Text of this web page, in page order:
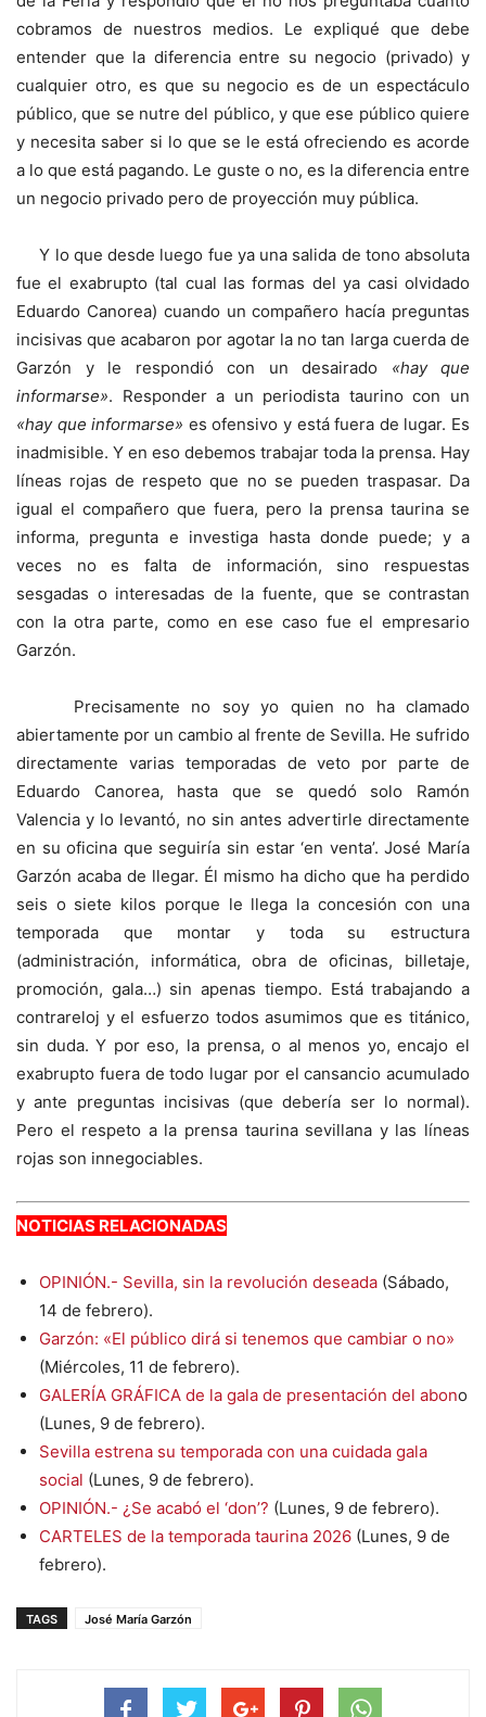
cobramos de nuestros medios. Le expliqué que debe
entender que la diferencia entre su negocio (privado) y
cualquier otro, es que su negocio es de un espectáculo
público, que se nutre del público, y que ese público quiere
y necesita saber si lo que se le está ofreciendo es acorde
a lo que está pagando. Le guste o no, es la diferencia entre
un negocio privado pero de proyección muy pública.
Y lo que desde luego fue ya una salida de tono absoluta
fue el exabrupto (tal cual las formas del ya casi olvidado
Eduardo Canorea) cuando un compañero hacía preguntas
incisivas que acabaron por agotar la no tan larga cuerda de
Garzón y le respondió con un desairado «hay que
informarse». Responder a un periodista taurino con un
«hay que informarse» es ofensivo y está fuera de lugar. Es
inadmisible. Y en eso debemos trabajar toda la prensa. Hay
líneas rojas de respeto que no se pueden traspasar. Da
igual el compañero que fuera, pero la prensa taurina se
informa, pregunta e investiga hasta donde puede; y a
veces no es falta de información, sino respuestas
sesgadas o interesadas de la fuente, que se contrastan
con la otra parte, como en ese caso fue el empresario
Garzón.
Precisamente no soy yo quien no ha clamado
abiertamente por un cambio al frente de Sevilla. He sufrido
directamente varias temporadas de veto por parte de
Eduardo Canorea, hasta que se quedó solo Ramón
Valencia y lo levantó, no sin antes advertirle directamente
en su oficina que seguiría sin estar ‘en venta’. José María
Garzón acaba de llegar. Él mismo ha dicho que ha perdido
seis o siete kilos porque le llega la concesión con una
temporada que montar y toda su estructura
(administración, informática, obra de oficinas, billetaje,
promoción, gala…) sin apenas tiempo. Está trabajando a
contrareloj y el esfuerzo todos asumimos que es titánico,
sin duda. Y por eso, la prensa, o al menos yo, encajo el
exabrupto fuera de todo lugar por el cansancio acumulado
y ante preguntas incisivas (que debería ser lo normal).
Pero el respeto a la prensa taurina sevillana y las líneas
rojas son innegociables.
NOTICIAS RELACIONADAS
OPINIÓN.- Sevilla, sin la revolución deseada (Sábado,
14 de febrero).
Garzón: «El público dirá si tenemos que cambiar o no»
(Miércoles, 11 de febrero).
GALERÍA GRÁFICA de la gala de presentación del abono
(Lunes, 9 de febrero).
Sevilla estrena su temporada con una cuidada gala
social (Lunes, 9 de febrero).
OPINIÓN.- ¿Se acabó el ‘don’? (Lunes, 9 de febrero).
CARTELES de la temporada taurina 2026 (Lunes, 9 de
febrero).
TAGS José María Garzón